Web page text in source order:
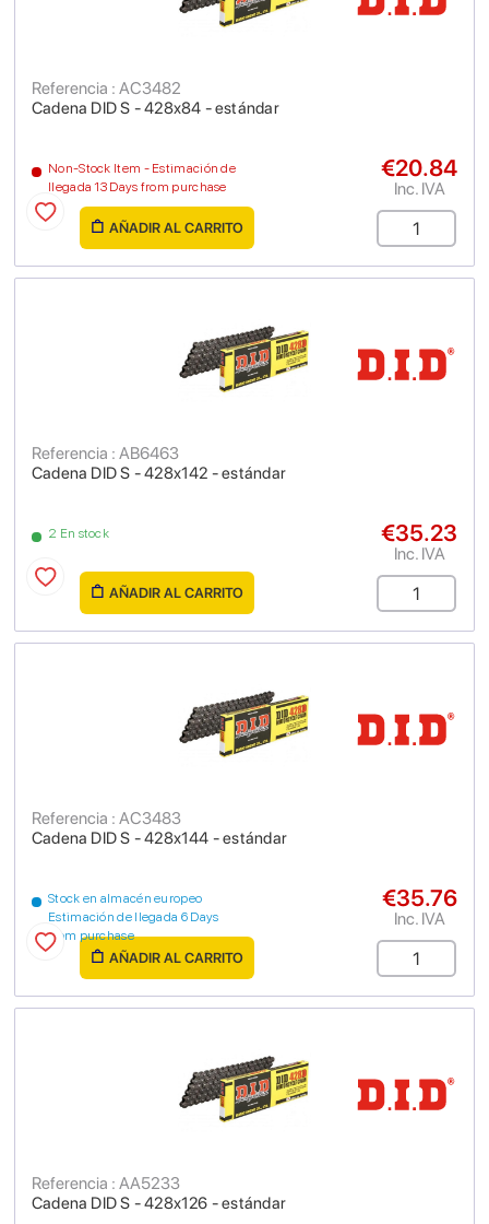
Cadena DID S - 428x84 - estándar
Referencia : AC3482
Non-Stock Item - Estimación de
llegada 13 Days from purchase
€20.84
Inc. IVA
AÑADIR AL CARRITO
Cadena DID S - 428x142 - estándar
Referencia : AB6463
2 En stock €35.23
Inc. IVA
AÑADIR AL CARRITO
Cadena DID S - 428x144 - estándar
Referencia : AC3483
Stock en almacén europeo
Estimación de llegada 6 Days
from purchase
€35.76
Inc. IVA
AÑADIR AL CARRITO
Cadena DID S - 428x126 - estándar
Referencia : AA5233